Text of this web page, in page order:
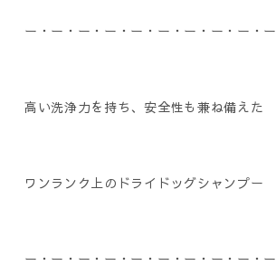
ー・ー・ー・ー・ー・ー・ー・ー・ー・ー
高い洗浄力を持ち、安全性も兼ね備えた
ワンランク上のドライドッグシャンプー
ー・ー・ー・ー・ー・ー・ー・ー・ー・ー